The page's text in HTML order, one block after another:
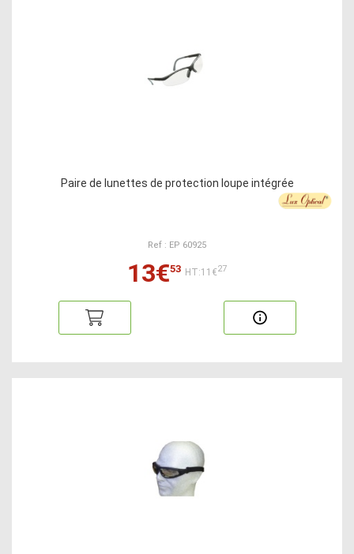
Paire de lunettes de protection loupe intégrée
Ref : EP 60925
13€53 HT:11€27